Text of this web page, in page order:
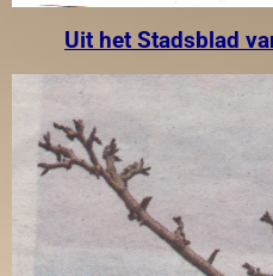
Uit het Stadsblad